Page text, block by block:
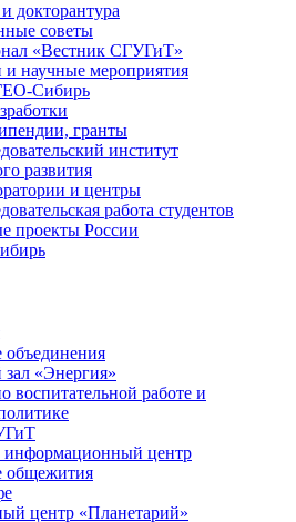
докторантура
советы
«Вестник СГУГиТ»
научные мероприятия
Сибирь
гранты
институт
развития
и центры
работа студентов
проекты России
объединения
«Энергия»
воспитательной работе и
центр
общежития
центр «Планетарий»